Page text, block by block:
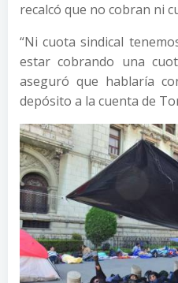
recalcó que no cobran ni
“Ni cuota sindical
estar cobrando una
aseguró que hablaría
depósito a la cuenta de